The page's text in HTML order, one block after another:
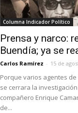
Columna Indicador Político
Prensa y narco:
Buendía; ya se
Carlos Ramírez - 15 de
Porque varios agentes
se cerrara la
compañero Enrique
de...